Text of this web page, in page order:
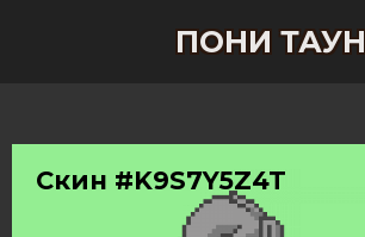
ПОНИ ТАУН
Скин #K9S7Y5Z4T